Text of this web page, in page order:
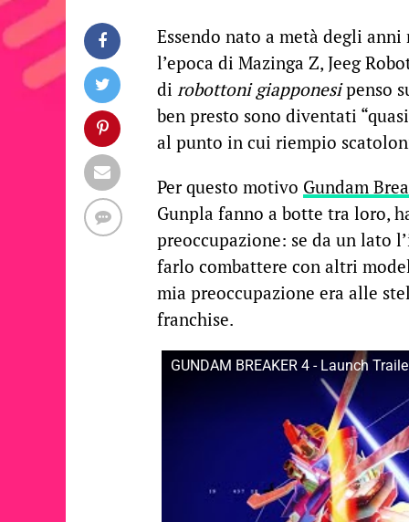
Essendo nato a metà degli
l’epoca di Mazinga Z, Jeeg
di robottoni giapponesipenso
ben presto sono diventati
al punto in cui riempio
Per questo motivo Gundam
Gunpla fanno a botte tra loro,
preoccupazione: se da un lato
farlo combattere con altri
mia preoccupazione era alle
franchise.
GUNDAM BREAKER 4 - Launch